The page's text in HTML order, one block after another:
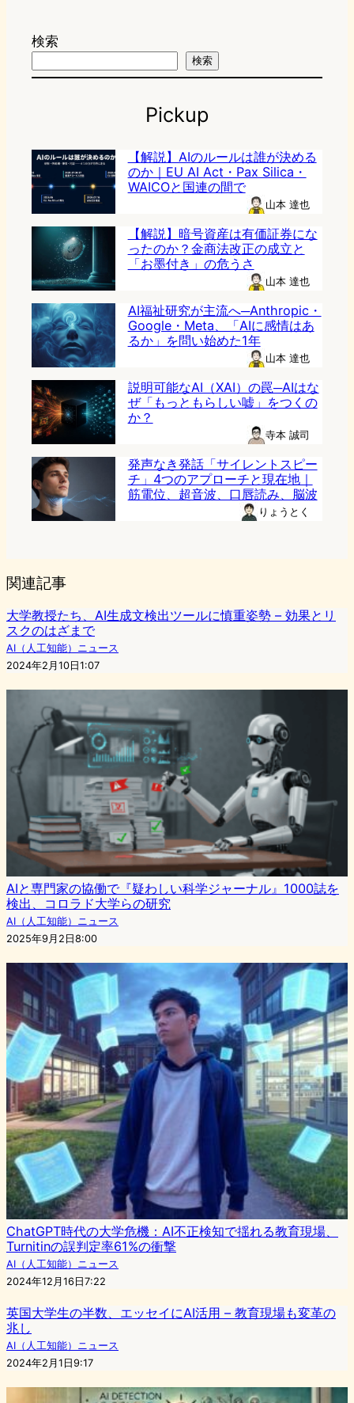
検索
検索
Pickup
【解説】AIのルールは誰が決める
のか｜EU AI Act・Pax Silica・
WAICOと国連の間で
山本 達也
【解説】暗号資産は有価証券にな
ったのか？金商法改正の成立と
「お墨付き」の危うさ
山本 達也
AI福祉研究が主流へ─Anthropic・
Google・Meta、「AIに感情はあ
るか」を問い始めた1年
山本 達也
説明可能なAI（XAI）の罠─AIはな
ぜ「もっともらしい嘘」をつくの
か？
寺本 誠司
発声なき発話「サイレントスピー
チ」4つのアプローチと現在地｜
筋電位、超音波、口唇読み、脳波
りょうとく
関連記事
大学教授たち、AI生成文検出ツールに慎重姿勢 – 効果とリ
スクのはざまで
AI（人工知能）ニュース
2024年2月10日1:07
AIと専門家の協働で『疑わしい科学ジャーナル』1000誌を
検出、コロラド大学らの研究
AI（人工知能）ニュース
2025年9月2日8:00
ChatGPT時代の大学危機：AI不正検知で揺れる教育現場、
Turnitinの誤判定率61%の衝撃
AI（人工知能）ニュース
2024年12月16日7:22
英国大学生の半数、エッセイにAI活用 – 教育現場も変革の
兆し
AI（人工知能）ニュース
2024年2月1日9:17